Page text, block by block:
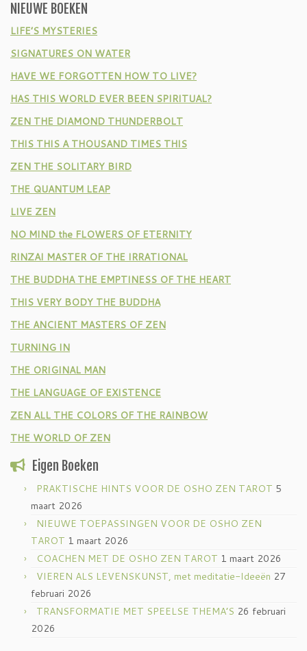
NIEUWE BOEKEN
LIFE’S MYSTERIES
SIGNATURES ON WATER
HAVE WE FORGOTTEN HOW TO LIVE?
HAS THIS WORLD EVER BEEN SPIRITUAL?
ZEN THE DIAMOND THUNDERBOLT
THIS THIS A THOUSAND TIMES THIS
ZEN THE SOLITARY BIRD
THE QUANTUM LEAP
LIVE ZEN
NO MIND the FLOWERS OF ETERNITY
RINZAI MASTER OF THE IRRATIONAL
THE BUDDHA THE EMPTINESS OF THE HEART
THIS VERY BODY THE BUDDHA
THE ANCIENT MASTERS OF ZEN
TURNING IN
THE ORIGINAL MAN
THE LANGUAGE OF EXISTENCE
ZEN ALL THE COLORS OF THE RAINBOW
THE WORLD OF ZEN
Eigen Boeken
PRAKTISCHE HINTS VOOR DE OSHO ZEN TAROT 5
maart 2026
NIEUWE TOEPASSINGEN VOOR DE OSHO ZEN
TAROT 1 maart 2026
COACHEN MET DE OSHO ZEN TAROT 1 maart 2026
VIEREN ALS LEVENSKUNST, met meditatie-Ideeën 27
februari 2026
TRANSFORMATIE MET SPEELSE THEMA’S 26 februari
2026